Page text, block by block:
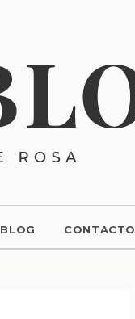
BLOG CONTACTO